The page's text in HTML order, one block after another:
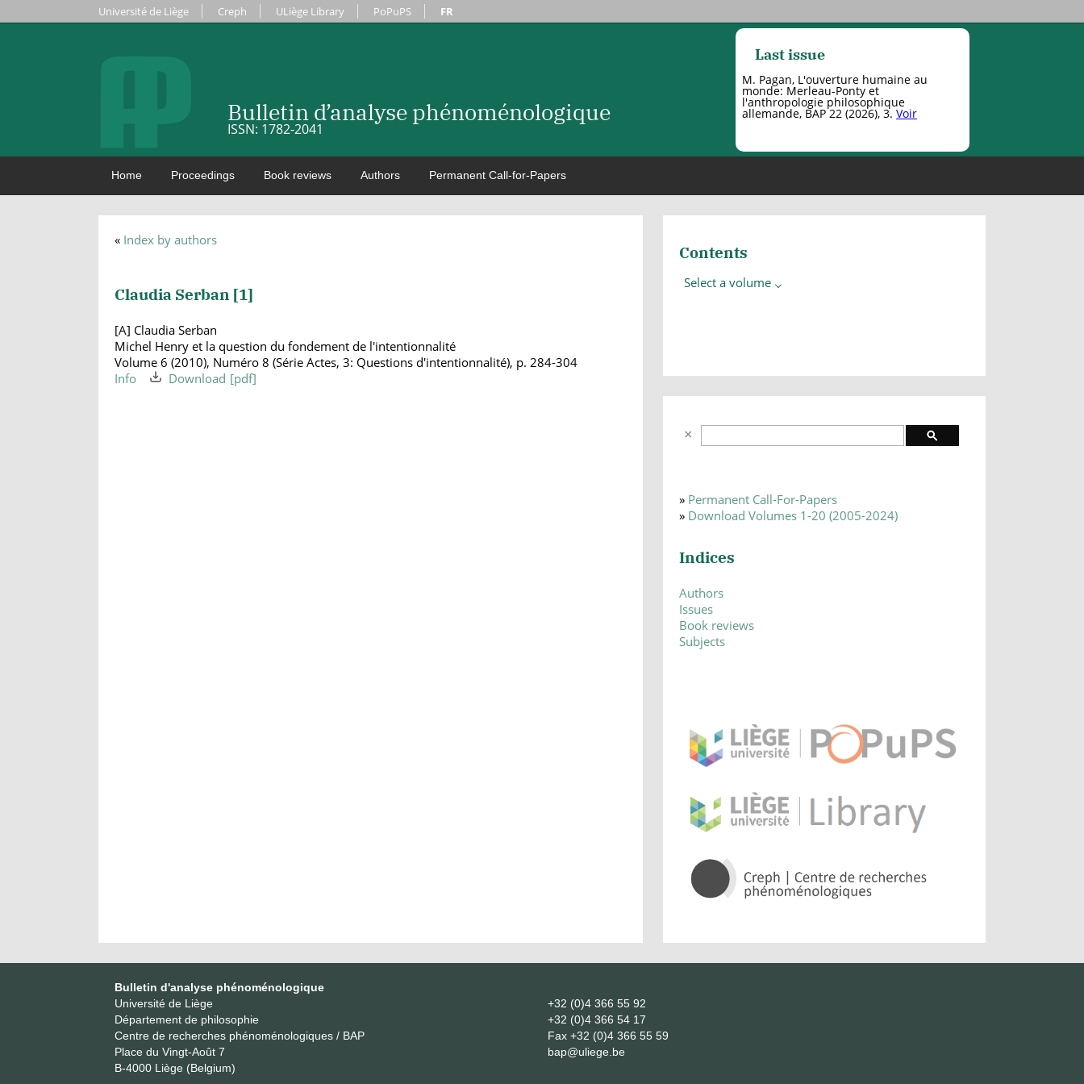
Université de Liège Creph ULiège Library PoPuPS FR
Bulletin d’analyse phénoménologique
ISSN: 1782-2041
Last issue
M. Pagan, L'ouverture humaine au
monde: Merleau-Ponty et
l'anthropologie philosophique
allemande, BAP 22 (2026), 3. Voir
Home Proceedings Book reviews Authors Permanent Call-for-Papers
« Index by authors
Claudia Serban [1]
[A] Claudia Serban
Michel Henry et la question du fondement de l'intentionnalité
Volume 6 (2010), Numéro 8 (Série Actes, 3: Questions d'intentionnalité), p. 284-304
Info
Download
Contents
Select a volume
» Permanent Call-For-Papers
» Download Volumes 1-20 (2005-2024)
Indices
Authors
Issues
Book reviews
Subjects
Bulletin d'analyse phénoménologique
Université de Liège
Département de philosophie
Centre de recherches phénoménologiques / BAP
Place du Vingt-Août 7
B-4000 Liège (Belgium)
+32 (0)4 366 55 92
+32 (0)4 366 54 17
Fax +32 (0)4 366 55 59
bap@uliege.be